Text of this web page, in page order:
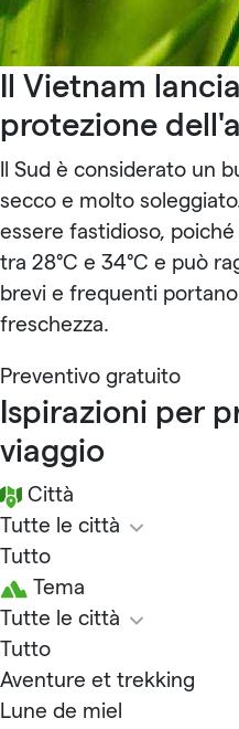
Il Vietnam
protezione
Il Sud è considerato un
secco e molto
essere fastidioso,
tra 28°C e 34°C e può
brevi e frequenti
freschezza.
Preventivo gratuito
Ispirazioni per
viaggio
Città
Tutte le città
Tutto
Tema
Tutte le città
Tutto
Aventure et trekking
Lune de miel